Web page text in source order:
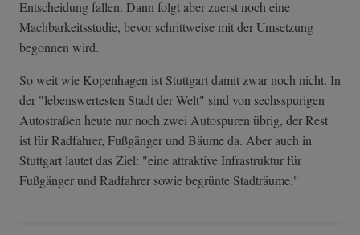
Entscheidung fallen. Dann folgt aber zuerst noch eine
Machbarkeitsstudie, bevor schrittweise mit der Umsetzung
begonnen wird.
So weit wie Kopenhagen ist Stuttgart damit zwar noch nicht. In
der "lebenswertesten Stadt der Welt" sind von sechsspurigen
Autostraßen heute nur noch zwei Autospuren übrig, der Rest
ist für Radfahrer, Fußgänger und Bäume da. Aber auch in
Stuttgart lautet das Ziel: "eine attraktive Infrastruktur für
Fußgänger und Radfahrer sowie begrünte Stadträume."